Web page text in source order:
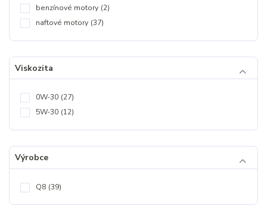
benzínové motory (2)
naftové motory (37)
Viskozita
0W-30 (27)
5W-30 (12)
Výrobce
Q8 (39)